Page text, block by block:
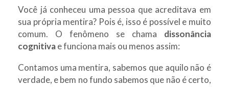
Você já conheceu uma pessoa que acreditava em
sua própria mentira? Pois é, isso é possível e muito
comum. O fenômeno se chama dissonância
cognitivae funciona mais ou menos assim:
Contamos uma mentira, sabemos que aquilo não é
verdade, e bem no fundo sabemos que não é certo,